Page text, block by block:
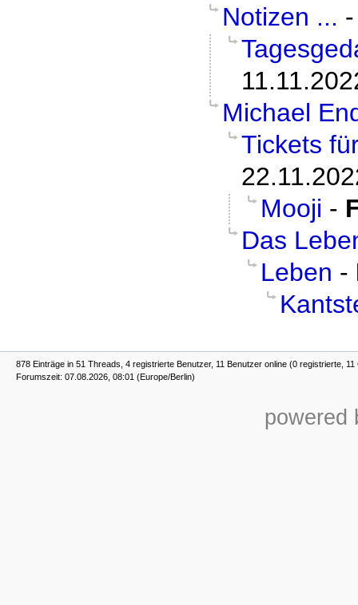
Notizen ...
Michael
Tickets
Mooji -
Das
Leben -
878 Einträge in 51 Threads, 4 registrierte Benutzer, 11 Benutzer online (0 registrierte, 11
Forumszeit: 07.08.2026, 08:01 (Europe/Berlin)
powered